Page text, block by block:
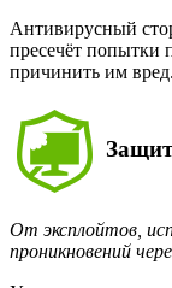
Антивирусный
пресечёт попытки
причинить им вред.
От эксплойтов,
проникновений